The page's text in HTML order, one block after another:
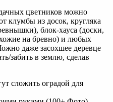
цветников можно
клумбы из досок, кругляка
блок-хауса (доски,
на бревно) и любых
даже засохшее деревце
забить в землю, сделав
сложить оградой для